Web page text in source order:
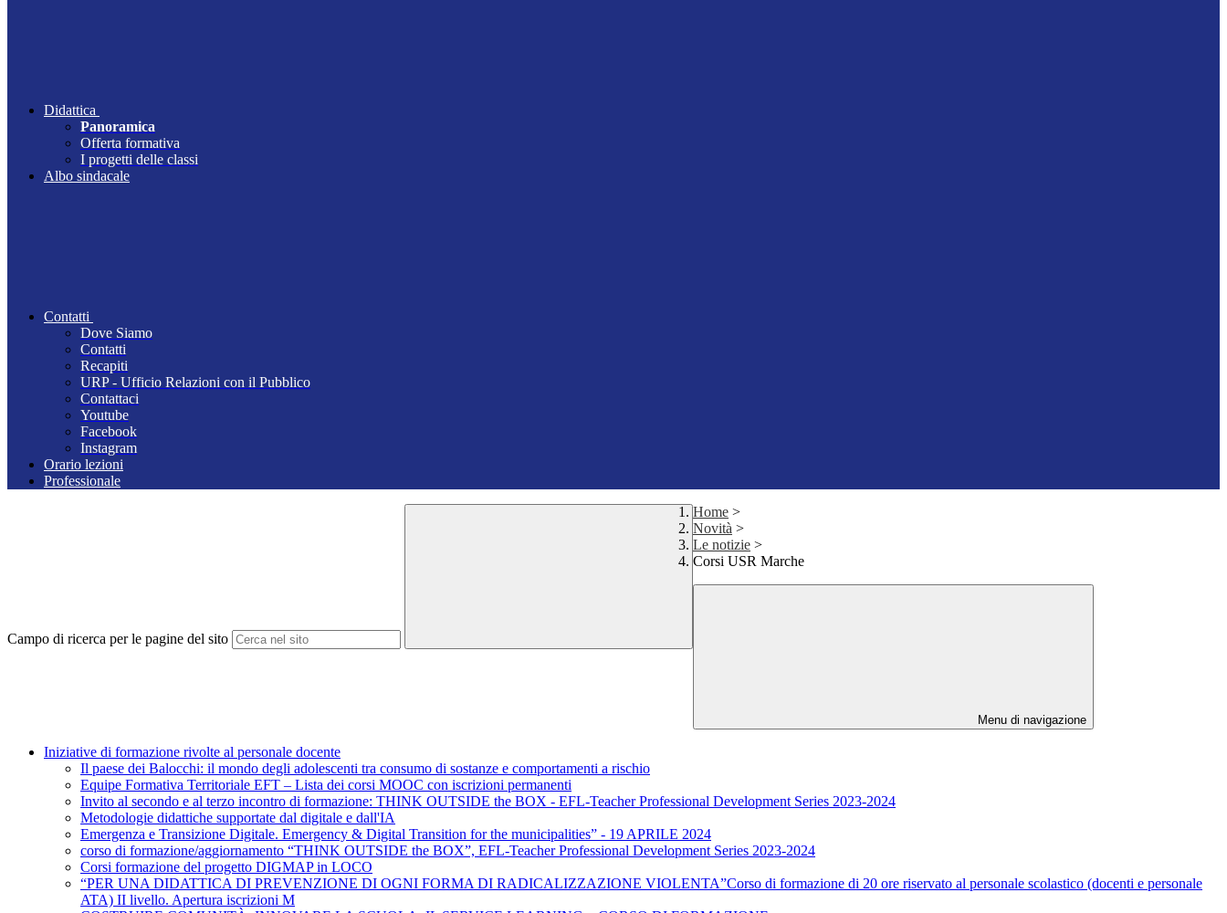
Didattica
Panoramica
Offerta formativa
I progetti delle classi
Albo sindacale
Contatti
Dove Siamo
Contatti
Recapiti
URP - Ufficio Relazioni con il Pubblico
Contattaci
Youtube
Facebook
Instagram
Orario lezioni
Professionale
Campo di ricerca per le pagine del sito
Home >
Novità >
Le notizie >
Corsi USR Marche
Menu di navigazione
Iniziative di formazione rivolte al personale docente
Il paese dei Balocchi: il mondo degli adolescenti tra consumo di sostanze e comportamenti a rischio
Equipe Formativa Territoriale EFT – Lista dei corsi MOOC con iscrizioni permanenti
Invito al secondo e al terzo incontro di formazione: THINK OUTSIDE the BOX - EFL-Teacher Professional Development Series 2023-2024
Metodologie didattiche supportate dal digitale e dall'IA
Emergenza e Transizione Digitale. Emergency & Digital Transition for the municipalities” - 19 APRILE 2024
corso di formazione/aggiornamento “THINK OUTSIDE the BOX”, EFL-Teacher Professional Development Series 2023-2024
Corsi formazione del progetto DIGMAP in LOCO
“PER UNA DIDATTICA DI PREVENZIONE DI OGNI FORMA DI RADICALIZZAZIONE VIOLENTA”Corso di formazione di 20 ore riservato al personale scolastico (docenti e personale
ATA) II livello. Apertura iscrizioni M